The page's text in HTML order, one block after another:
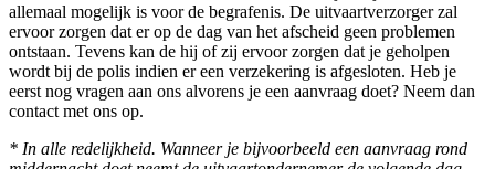
allemaal mogelijk is voor de begrafenis. De uitvaartverzorger zal
ervoor zorgen dat er op de dag van het afscheid geen problemen
ontstaan. Tevens kan de hij of zij ervoor zorgen dat je geholpen
wordt bij de polis indien er een verzekering is afgesloten. Heb je
eerst nog vragen aan ons alvorens je een aanvraag doet? Neem dan
contact met ons op.
* In alle redelijkheid. Wanneer je bijvoorbeeld een aanvraag rond